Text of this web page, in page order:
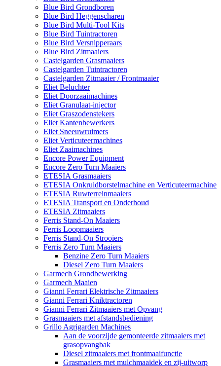
Blue Bird Grondboren
Blue Bird Heggenscharen
Blue Bird Multi-Tool Kits
Blue Bird Tuintractoren
Blue Bird Versnipperaars
Blue Bird Zitmaaiers
Castelgarden Grasmaaiers
Castelgarden Tuintractoren
Castelgarden Zitmaaier / Frontmaaier
Eliet Beluchter
Eliet Doorzaaimachines
Eliet Granulaat-injector
Eliet Graszodenstekers
Eliet Kantenbewerkers
Eliet Sneeuwruimers
Eliet Verticuteermachines
Eliet Zaaimachines
Encore Power Equipment
Encore Zero Turn Maaiers
ETESIA Grasmaaiers
ETESIA Onkruidborstelmachine en Verticuteermachine
ETESIA Ruwterreinmaaiers
ETESIA Transport en Onderhoud
ETESIA Zitmaaiers
Ferris Stand-On Maaiers
Ferris Loopmaaiers
Ferris Stand-On Strooiers
Ferris Zero Turn Maaiers
Benzine Zero Turn Maaiers
Diesel Zero Turn Maaiers
Garmech Grondbewerking
Garmech Maaien
Gianni Ferrari Elektrische Zitmaaiers
Gianni Ferrari Kniktractoren
Gianni Ferrari Zitmaaiers met Opvang
Grasmaaiers met afstandsbediening
Grillo Agrigarden Machines
Aan de voorzijde gemonteerde zitmaaiers met
grasopvangbak
Diesel zitmaaiers met frontmaaifunctie
Grasmaaiers met mulchmaaidek en zij-uitworp